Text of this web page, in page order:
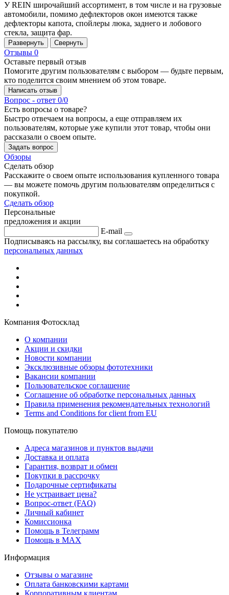
У REIN широчайший ассортимент, в том числе и на грузовые
автомобили, помимо дефлекторов окон имеются также
дефлекторы капота, спойлеры люка, заднего и лобового
стекла, защита фар.
Развернуть Свернуть
Отзывы 0
Оставьте первый отзыв
Помогите другим пользователям с выбором — будьте первым,
кто поделится своим мнением об этом товаре.
Написать отзыв
Вопрос - ответ 0/0
Есть вопросы о товаре?
Быстро отвечаем на вопросы, а еще отправляем их
пользователям, которые уже купили этот товар, чтобы они
рассказали о своем опыте.
Задать вопрос
Обзоры
Сделать обзор
Расскажите о своем опыте использования купленного товара
— вы можете помочь другим пользователям определиться с
покупкой.
Сделать обзор
Персональные
предложения и акции
E-mail
Подписываясь на рассылку, вы соглашаетесь на обработку
персональных данных
Компания Фотосклад
О компании
Акции и скидки
Новости компании
Эксклюзивные обзоры фототехники
Вакансии компании
Пользовательское соглашение
Соглашение об обработке персональных данных
Правила применения рекомендательных технологий
Terms and Conditions for client from EU
Помощь покупателю
Адреса магазинов и пунктов выдачи
Доставка и оплата
Гарантия, возврат и обмен
Покупки в рассрочку
Подарочные сертификаты
Не устраивает цена?
Вопрос-ответ (FAQ)
Личный кабинет
Комиссионка
Помощь в Телеграмм
Помощь в MAX
Информация
Отзывы о магазине
Оплата банковскими картами